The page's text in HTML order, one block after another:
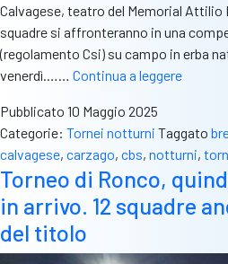
Calvagese, teatro del Memorial Attilio
squadre si affronteranno in una
(regolamento Csi) su campo in erba
venerdì.…… Continua a leggere
poker.
Dal
6
giugno
Pubblicato 10 Maggio 2025
Categorie: Tornei notturni Taggato
calvagese, carzago, cbs, notturni,
Torneo di Ronco,
in arrivo. 12 squadre
del titolo